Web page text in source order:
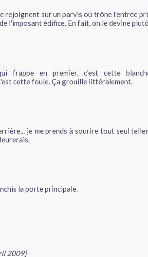
rejoignent sur un parvis où trône l'entrée
l'imposant édifice. En fait, on le devine
frappe en premier, c'est cette
cette foule. Ça grouille littéralement.
je me prends à sourire tout seul
la porte principale.
2009]